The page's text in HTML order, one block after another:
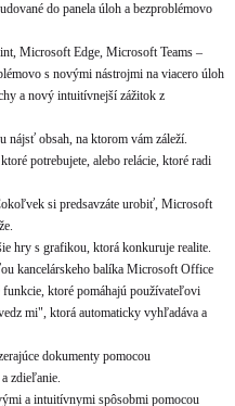
do panela úloh a bezproblémovo
Microsoft Edge, Microsoft Teams –
s novými nástrojmi na viacero úloh
a nový intuitívnejší zážitok z
nájsť obsah, na ktorom vám záleží.
potrebujete, alebo relácie, ktoré radi
si predsavzáte urobiť, Microsoft
hry s grafikou, ktorá konkuruje realite.
kancelárskeho balíka Microsoft Office
ktoré pomáhajú používateľovi
mi", ktorá automaticky vyhľadáva a
dokumenty pomocou
zdieľanie.
a intuitívnymi spôsobmi pomocou